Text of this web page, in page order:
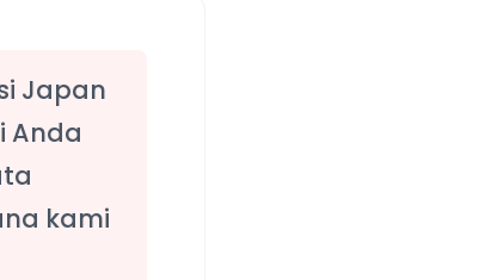
Japan
Anda
kami